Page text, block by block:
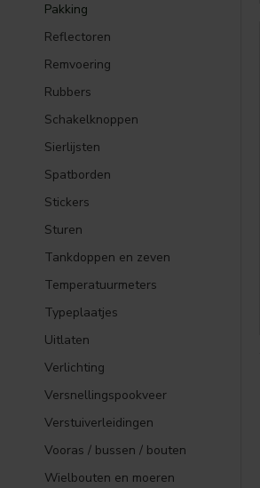
Pakking
Reflectoren
Remvoering
Rubbers
Schakelknoppen
Sierlijsten
Spatborden
Stickers
Sturen
Tankdoppen en zeven
Temperatuurmeters
Typeplaatjes
Uitlaten
Verlichting
Versnellingspookveer
Verstuiverleidingen
Vooras / bussen / bouten
Wielbouten en moeren